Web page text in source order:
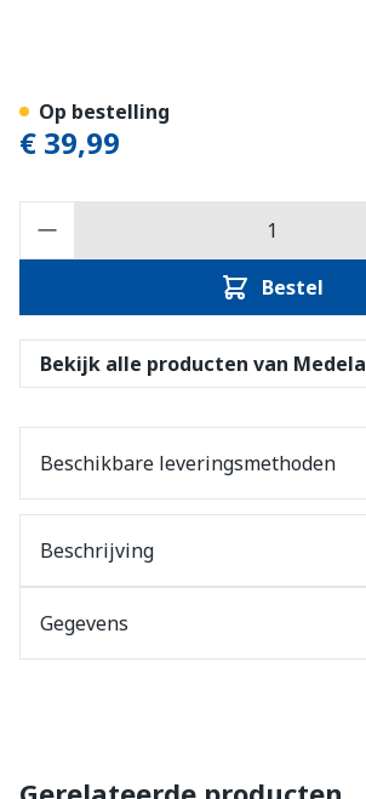
€ 39,99
Bestel
Op bestelling
Bekijk alle producten van Medela
Beschikbare leveringsmethoden
Beschrijving
Gegevens